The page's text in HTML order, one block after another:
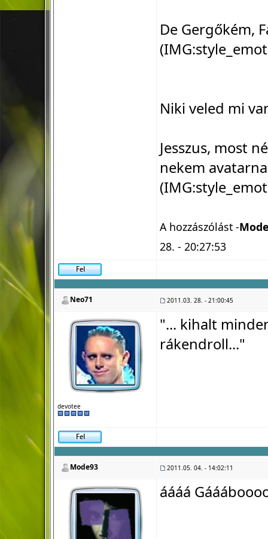
De Gergőkém,
(IMG:
Niki veled mi
Jesszus, most
nekem
(IMG:
A hozzászólást -
28. - 20:27:53
Neo71 2011.03. 28. - 21:00:45
devotee
"... kihalt
rákendroll..."
Mode93 2011.05. 04. - 14:02:11
áááá